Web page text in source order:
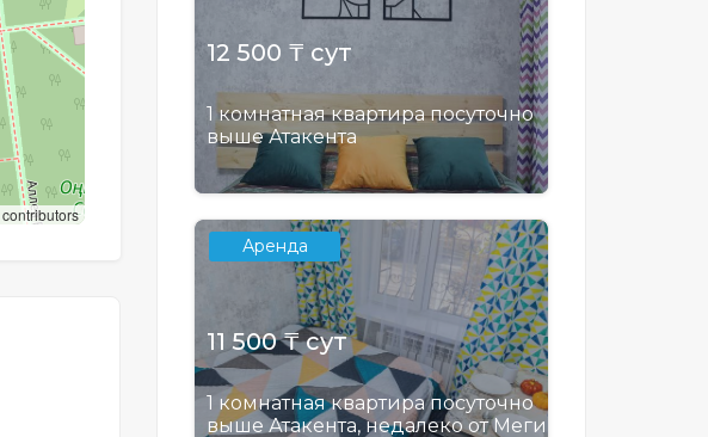
contributors
12 500 ₸ сут
1 комнатная квартира посуточно
выше Атакента
Аренда
11 500 ₸ сут
1 комнатная квартира посуточно
выше Атакента, недалеко от Меги